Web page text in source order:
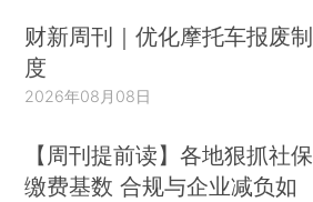
财新周刊｜优化摩托车报废制
度
2026年08月08日
【周刊提前读】各地狠抓社保
缴费基数 合规与企业减负如